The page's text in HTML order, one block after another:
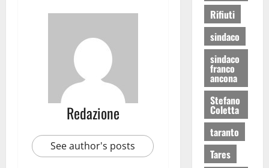
Redazione
See author's posts
Rifiuti
sindaco
sindaco
franco
ancona
Stefano
Coletta
taranto
Tares